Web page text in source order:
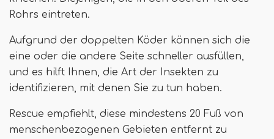
Rohrs eintreten.
Aufgrund der doppelten Köder können sich die
eine oder die andere Seite schneller ausfüllen,
und es hilft Ihnen, die Art der Insekten zu
identifizieren, mit denen Sie zu tun haben.
Rescue empfiehlt, diese mindestens 20 Fuß von
menschenbezogenen Gebieten entfernt zu